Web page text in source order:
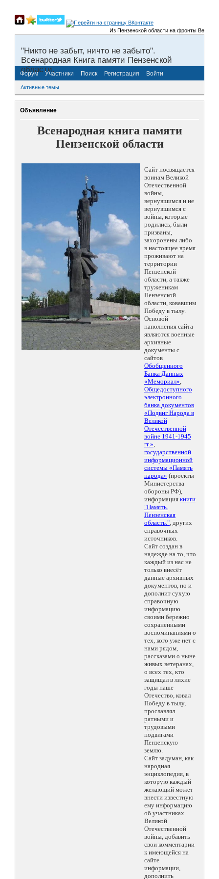
Из Пензенской области на фронты
"Никто не забыт, ничто не забыто".
Всенародная Книга памяти Пензенской
области.
Форум Участники Поиск Регистрация Войти
Активные темы
Объявление
Всенародная книга памяти
Пензенской области
Сайт посвящается
воинам Великой
Отечественной
войны,
вернувшимся и не
вернувшимся с
войны, которые
родились, были
призваны,
захоронены либо
в настоящее время
проживают на
территории
Пензенской
области, а также
труженикам
Пензенской
области, ковавшим
Победу в тылу.
Основой
наполнения сайта
являются военные
архивные
документы с
сайтов
Обобщенного
Банка Данных
«Мемориал»,
Общедоступного
электронного
банка документов
«Подвиг Народа в
Великой
Отечественной
войне 1941-1945
гг.»,
государственной
информационной
системы «Память
народа» (проекты
Министерства
обороны РФ),
информация книги
"Память.
Пензенская
область.", других
справочных
источников.
Сайт создан в
надежде на то, что
каждый из нас не
только внесёт
данные архивных
документов, но и
дополнит сухую
справочную
информацию
своими бережно
сохраненными
воспоминаниями о
тех, кого уже нет с
нами рядом,
рассказами о ныне
живых ветеранах,
о всех тех, кто
защищал в лихие
годы наше
Отечество, ковал
Победу в тылу,
прославлял
ратными и
трудовыми
подвигами
Пензенскую
землю.
Сайт задуман, как
народная
энциклопедия, в
которую каждый
желающий может
внести известную
ему информацию
об участниках
Великой
Отечественной
войны, добавить
свои комментарии
к имеющейся на
сайте
информации,
дополнить